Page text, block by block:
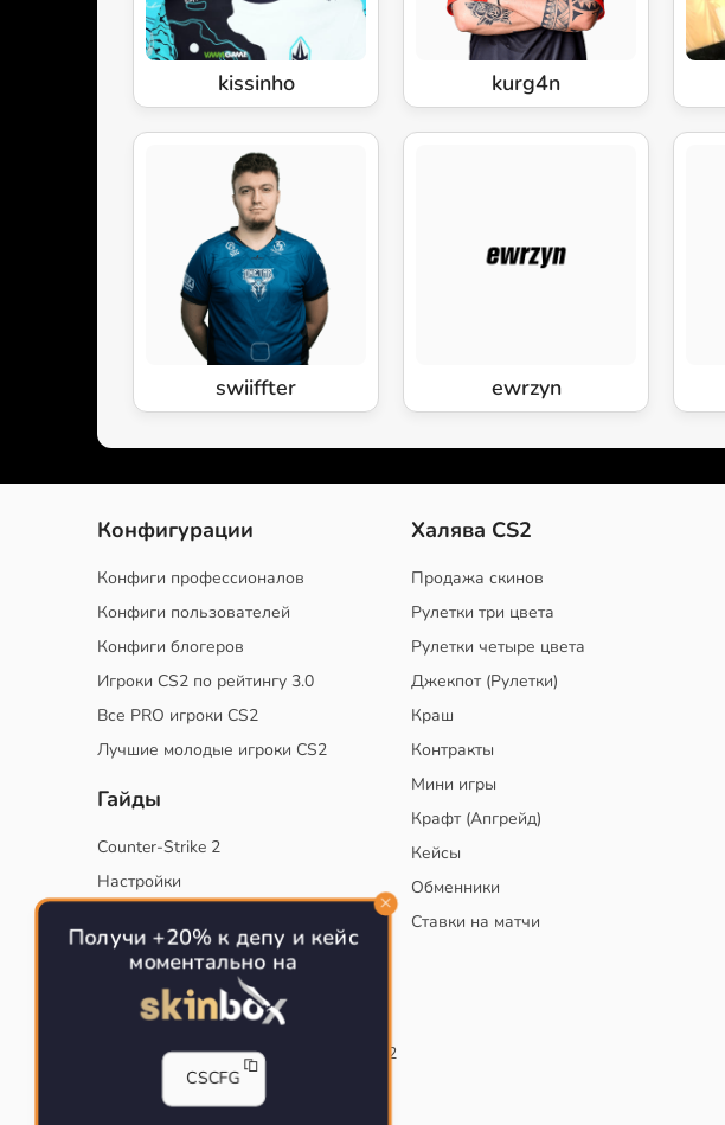
kissinho kurg4n
swiiffter ewrzyn
Конфигурации
Конфиги профессионалов
Конфиги пользователей
Конфиги блогеров
Игроки CS2 по рейтингу 3.0
Все PRO игроки CS2
Лучшие молодые игроки CS2
Гайды
Counter-Strike 2
Настройки
Тактики
Конфиг для тренировок в CS
Как сохранить свой конфиг CS
Инста смоки на карте de_mirage в CS2
Рабочий бинд на Jumpthrow
Халява CS2
Продажа скинов
Рулетки три цвета
Рулетки четыре цвета
Джекпот (Рулетки)
Краш
Контракты
Мини игры
Крафт (Апгрейд)
Кейсы
Обменники
Ставки на матчи
Получи +20% к депу и кейс
моментально на
CSCFG